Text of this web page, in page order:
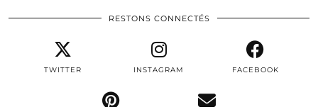
RESTONS CONNECTÉS
TWITTER INSTAGRAM FACEBOOK